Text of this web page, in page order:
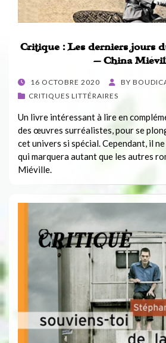
Critique : Les derniers jours
– China
POSTED
ON
16 OCTOBRE 2020 BY
CRITIQUES LITTÉRAIRES
Un livre intéressant à lire en
des œuvres surréalistes, pour se
cet univers si spécial. Cependant, il ne
qui marquera autant que les autres
Miéville.